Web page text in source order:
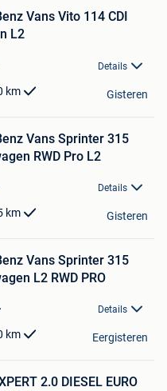
Vans Vito 114 CDI
L2
Details
km Gisteren
Vans Sprinter 315
RWD Pro L2
Details
km Gisteren
Vans Sprinter 315
L2 RWD PRO
Details
km Eergisteren
2.0 DIESEL EURO